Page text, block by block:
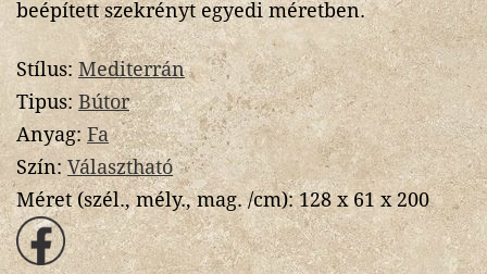
beépített szekrényt egyedi méretben.
Stílus: Mediterrán
Tipus: Bútor
Anyag:Fa
Szín:Választható
Méret (szél., mély., mag. /cm):128 x 61 x 200